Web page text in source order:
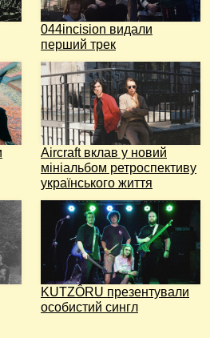
044incision видали
перший трек
Aircraft вклав у новий
мініальбом ретроспективу
українського життя
KUTZÔRU презентували
особистий сингл